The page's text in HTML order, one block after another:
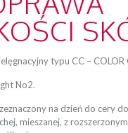
typu CC – COLOR
No2.
na dzień do cery
mieszanej, z